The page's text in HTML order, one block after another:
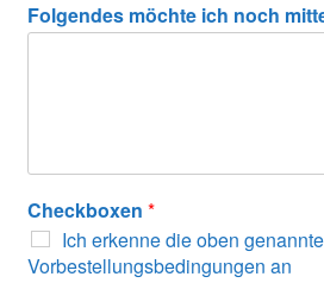
Folgendes möchte ich noch
Checkboxen*
Ich erkenne die oben
Vorbestellungsbedingungen an